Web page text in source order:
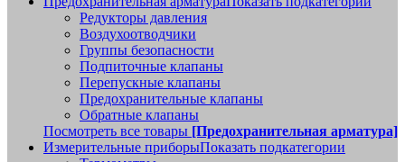
Редукторы давления
Воздухоотводчики
Группы безопасности
Подпиточные клапаны
Перепускные клапаны
Предохранительные клапаны
Обратные клапаны
Посмотреть все товары [Предохранительная арматура]
Измерительные приборыПоказать подкатегории